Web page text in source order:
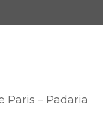
Paris – Padaria